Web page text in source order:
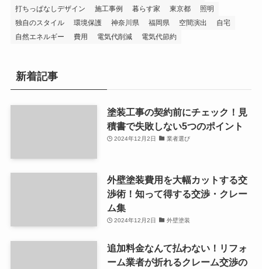
打ちっぱなしデザイン
施工事例 暮らす家 東京都
照明
独自のスタイル
環境保護 神奈川県 福岡県 空間演出
自宅
自然エネルギー
費用 電気代削減 電気代節約
新着記事
塗装工事の契約前にチェック！見
積書で失敗しない5つのポイント
2024年12月2日 業者選び
外壁塗装費用を大幅カットする交
渉術！知って得する交渉・クレー
ム集
2024年12月2日 外壁塗装
追加料金なんて払わない！リフォ
ーム業者が折れるクレーム交渉の